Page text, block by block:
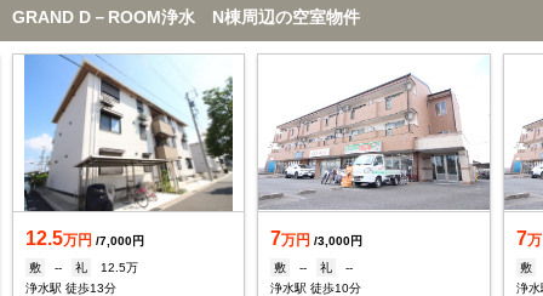
GRAND D－ROOM浄水 N棟周辺の空室物件
12.5万円 /7,000円
敷
-- 礼
12.5万
浄水駅 徒歩13分
7万円 /3,000円
敷
-- 礼
--
浄水駅 徒歩10分
7
敷
浄